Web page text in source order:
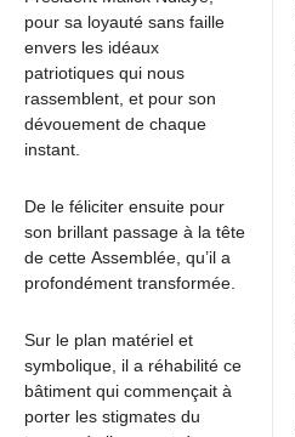
pour sa loyauté sans faille
envers les idéaux
patriotiques qui nous
rassemblent, et pour son
dévouement de chaque
instant.
De le féliciter ensuite pour
son brillant passage à la tête
de cette Assemblée, qu’il a
profondément transformée.
Sur le plan matériel et
symbolique, il a réhabilité ce
bâtiment qui commençait à
porter les stigmates du